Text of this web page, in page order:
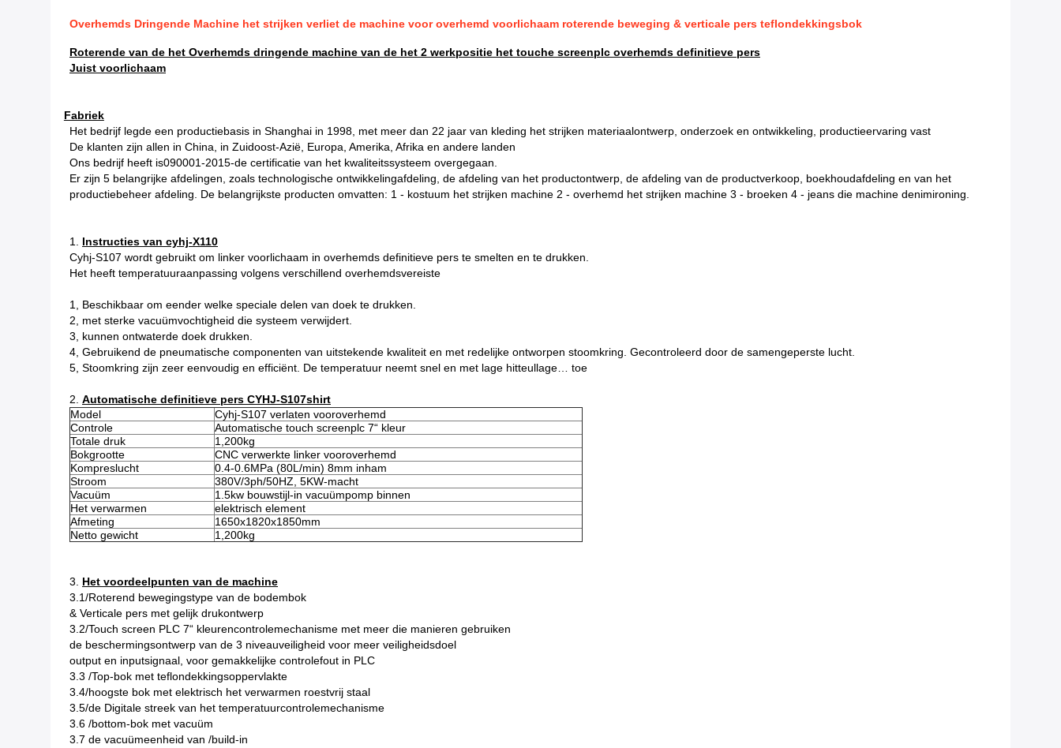
Overhemds Dringende Machine het strijken verliet de machine voor overhemd voorlichaam roterende beweging & verticale pers teflondekkingsbok
Roterende van de het Overhemds dringende machine van de het 2 werkpositie het touche screenplc overhemds definitieve pers
Juist voorlichaam
Fabriek
Het bedrijf legde een productiebasis in Shanghai in 1998, met meer dan 22 jaar van kleding het strijken materiaalontwerp, onderzoek en ontwikkeling, productieervaring vast
De klanten zijn allen in China, in Zuidoost-Azië, Europa, Amerika, Afrika en andere landen
Ons bedrijf heeft is090001-2015-de certificatie van het kwaliteitssysteem overgegaan.
Er zijn 5 belangrijke afdelingen, zoals technologische ontwikkelingafdeling, de afdeling van het productontwerp, de afdeling van de productverkoop, boekhoudafdeling en van het
productiebeheer afdeling. De belangrijkste producten omvatten: 1 - kostuum het strijken machine 2 - overhemd het strijken machine 3 - broeken 4 - jeans die machine denimironing.
1. Instructies van cyhj-X110
Cyhj-S107 wordt gebruikt om linker voorlichaam in overhemds definitieve pers te smelten en te drukken.
Het heeft temperatuuraanpassing volgens verschillend overhemdsvereiste
1, Beschikbaar om eender welke speciale delen van doek te drukken.
2, met sterke vacuümvochtigheid die systeem verwijdert.
3, kunnen ontwaterde doek drukken.
4, Gebruikend de pneumatische componenten van uitstekende kwaliteit en met redelijke ontworpen stoomkring. Gecontroleerd door de samengeperste lucht.
5, Stoomkring zijn zeer eenvoudig en efficiënt. De temperatuur neemt snel en met lage hitteullage… toe
2. Automatische definitieve pers CYHJ-S107shirt
Model
Cyhj-S107 verlaten vooroverhemd
Controle
Automatische touch screenplc 7“ kleur
Totale druk
1,200kg
Bokgrootte
CNC verwerkte linker vooroverhemd
Kompreslucht
0.4-0.6MPa (80L/min) 8mm inham
Stroom
380V/3ph/50HZ, 5KW-macht
Vacuüm
1.5kw bouwstijl-in vacuümpomp binnen
Het verwarmen
elektrisch element
Afmeting
1650x1820x1850mm
Netto gewicht
1,200kg
3. Het voordeelpunten van de machine
3.1/Roterend bewegingstype van de bodembok
& Verticale pers met gelijk drukontwerp
3.2/Touch screen PLC 7“ kleurencontrolemechanisme met meer die manieren gebruiken
de beschermingsontwerp van de 3 niveauveiligheid voor meer veiligheidsdoel
output en inputsignaal, voor gemakkelijke controlefout in PLC
3.3 /Top-bok met teflondekkingsoppervlakte
3.4/hoogste bok met elektrisch het verwarmen roestvrij staal
3.5/de Digitale streek van het temperatuurcontrolemechanisme
3.6 /bottom-bok met vacuüm
3.7 de vacuümeenheid van /build-in